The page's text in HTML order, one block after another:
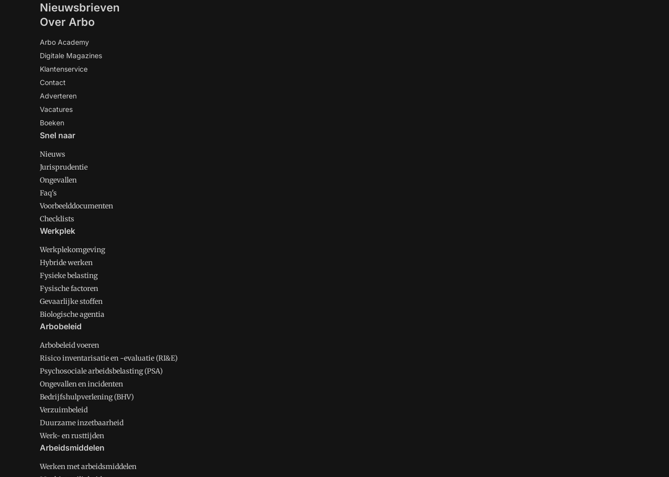
Nieuwsbrieven
Over Arbo
Arbo Academy
Digitale Magazines
Klantenservice
Contact
Adverteren
Vacatures
Boeken
Snel naar
Nieuws
Jurisprudentie
Ongevallen
Faq's
Voorbeelddocumenten
Checklists
Werkplek
Werkplekomgeving
Hybride werken
Fysieke belasting
Fysische factoren
Gevaarlijke stoffen
Biologische agentia
Arbobeleid
Arbobeleid voeren
Risico inventarisatie en -evaluatie (RI&E)
Psychosociale arbeidsbelasting (PSA)
Ongevallen en incidenten
Bedrijfshulpverlening (BHV)
Verzuimbeleid
Duurzame inzetbaarheid
Werk- en rusttijden
Arbeidsmiddelen
Werken met arbeidsmiddelen